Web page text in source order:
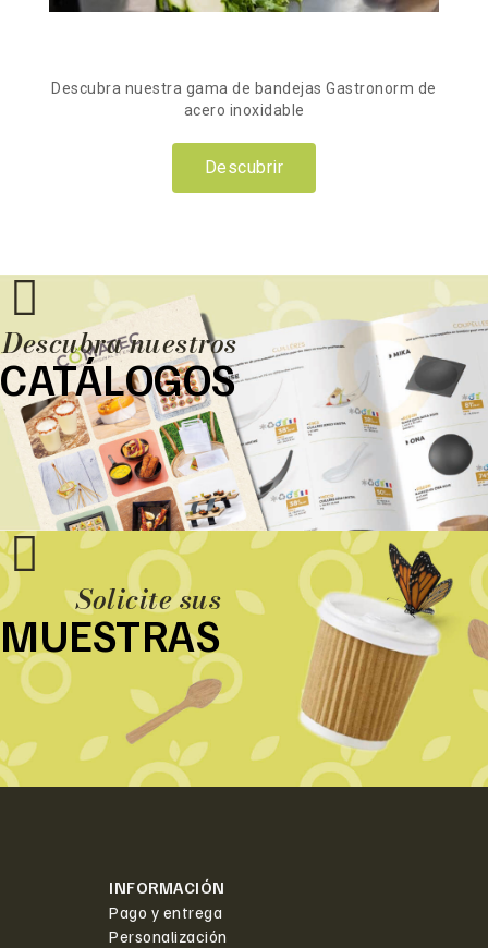
Descubra nuestra gama de bandejas Gastronorm de
acero inoxidable
Descubrir
Descubra nuestros
CATÁLOGOS
Solicite sus
MUESTRAS
INFORMACIÓN
Pago y entrega
Personalización